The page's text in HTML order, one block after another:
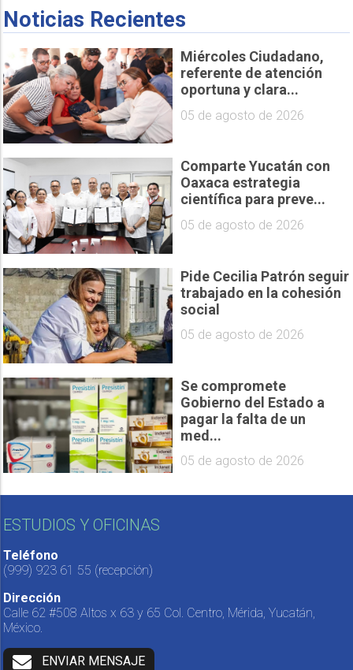
Noticias Recientes
Miércoles Ciudadano,
referente de atención
oportuna y clara...
05 de agosto de 2026
Comparte Yucatán con
Oaxaca estrategia
científica para preve...
05 de agosto de 2026
Pide Cecilia Patrón seguir
trabajado en la cohesión
social
05 de agosto de 2026
Se compromete
Gobierno del Estado a
pagar la falta de un
med...
05 de agosto de 2026
ESTUDIOS Y OFICINAS
Teléfono
(999) 923 61 55 (recepción)
Dirección
Calle 62 #508 Altos x 63 y 65 Col. Centro, Mérida, Yucatán,
México.
ENVIAR MENSAJE